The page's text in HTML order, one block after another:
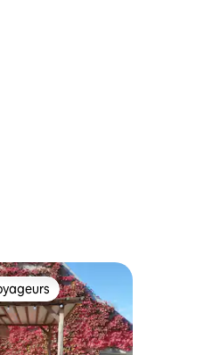
les plus appréciés